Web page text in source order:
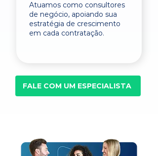
Atuamos como consultores
de negócio, apoiando sua
estratégia de crescimento
em cada contratação.
FALE COM UM ESPECIALISTA